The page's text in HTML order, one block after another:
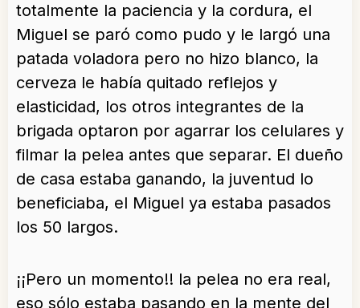
totalmente la paciencia y la cordura, el
Miguel se paró como pudo y le largó una
patada voladora pero no hizo blanco, la
cerveza le había quitado reflejos y
elasticidad, los otros integrantes de la
brigada optaron por agarrar los celulares y
filmar la pelea antes que separar. El dueño
de casa estaba ganando, la juventud lo
beneficiaba, el Miguel ya estaba pasados
los 50 largos.
¡¡Pero un momento!! la pelea no era real,
eso sólo estaba pasando en la mente del